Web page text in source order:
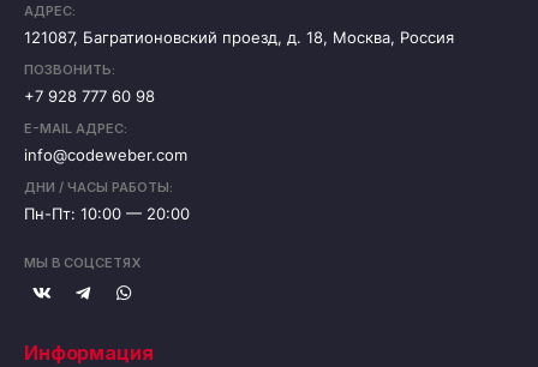
АДРЕС:
121087, Багратионовский проезд, д. 18, Москва, Россия
ПОЗВОНИТЬ:
+7 928 777 60 98
E-MAIL АДРЕС:
info@codeweber.com
ДНИ / ЧАСЫ РАБОТЫ:
Пн-Пт: 10:00 — 20:00
МЫ В СОЦСЕТЯХ
Информация